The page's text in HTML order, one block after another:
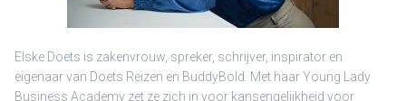
Elske Doets is zakenvrouw, spreker, schrijver, inspirator en
eigenaar van Doets Reizen en BuddyBold. Met haar Young Lady
Business Academy zet ze zich in voor kansengelijkheid voor